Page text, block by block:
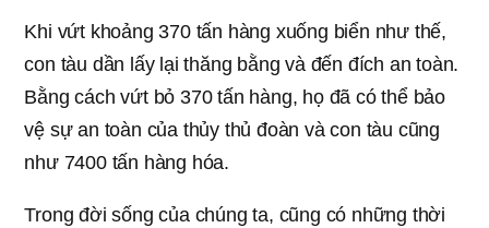
Khi vứt khoảng 370 tấn hàng xuống biển như thế,
con tàu dần lấy lại thăng bằng và đến đích an toàn.
Bằng cách vứt bỏ 370 tấn hàng, họ đã có thể bảo
vệ sự an toàn của thủy thủ đoàn và con tàu cũng
như 7400 tấn hàng hóa.
Trong đời sống của chúng ta, cũng có những thời